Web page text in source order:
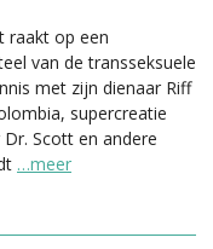
raakt op een
van de transseksuele
met zijn dienaar Riff
supercreatie
Scott en andere
…meer